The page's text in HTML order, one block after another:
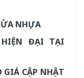
NHỰA
HIỆN ĐẠI TẠI
GIÁ CẬP NHẬT